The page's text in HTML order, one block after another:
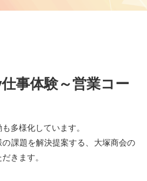
事体験～営業コー
多様化しています。
課題を解決提案する、大塚商会の
きます。